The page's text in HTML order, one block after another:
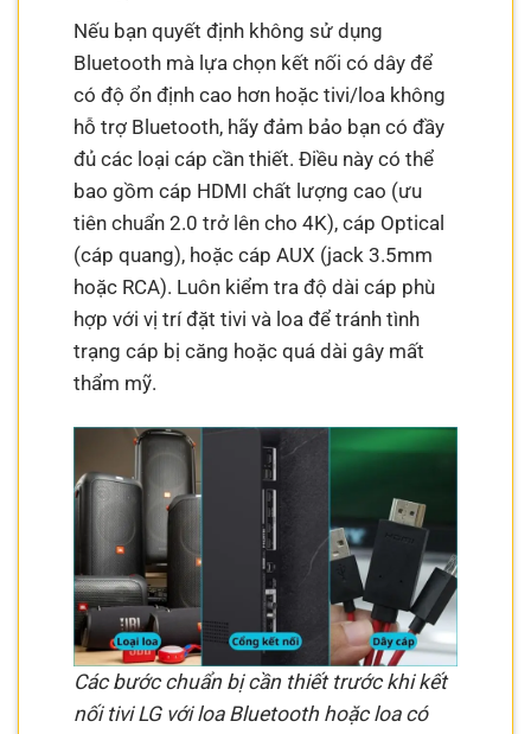
Nếu bạn quyết định không sử dụng
Bluetooth mà lựa chọn kết nối có dây để
có độ ổn định cao hơn hoặc tivi/loa không
hỗ trợ Bluetooth, hãy đảm bảo bạn có đầy
đủ các loại cáp cần thiết. Điều này có thể
bao gồm cáp HDMI chất lượng cao (ưu
tiên chuẩn 2.0 trở lên cho 4K), cáp Optical
(cáp quang), hoặc cáp AUX (jack 3.5mm
hoặc RCA). Luôn kiểm tra độ dài cáp phù
hợp với vị trí đặt tivi và loa để tránh tình
trạng cáp bị căng hoặc quá dài gây mất
thẩm mỹ.
Các bước chuẩn bị cần thiết trước khi kết
nối tivi LG với loa Bluetooth hoặc loa có